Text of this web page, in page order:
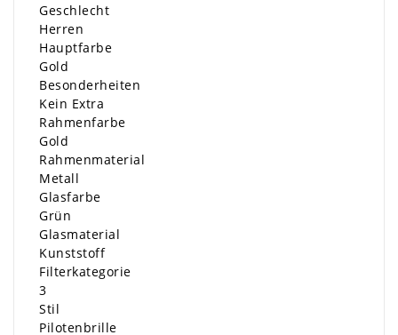
Geschlecht
Herren
Hauptfarbe
Gold
Besonderheiten
Kein Extra
Rahmenfarbe
Gold
Rahmenmaterial
Metall
Glasfarbe
Grün
Glasmaterial
Kunststoff
Filterkategorie
3
Stil
Pilotenbrille